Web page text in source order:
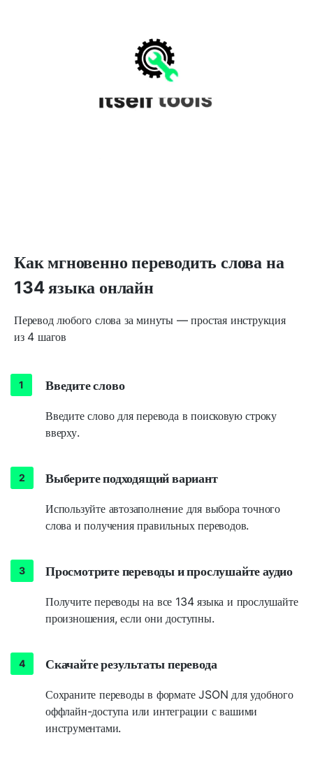
Как мгновенно переводить слова на
134 языка онлайн
Перевод любого слова за минуты — простая инструкция
из 4 шагов
Введите слово
Введите слово для перевода в поисковую строку
вверху.
Выберите подходящий вариант
Используйте автозаполнение для выбора точного
слова и получения правильных переводов.
Просмотрите переводы и прослушайте аудио
Получите переводы на все 134 языка и прослушайте
произношения, если они доступны.
Скачайте результаты перевода
Сохраните переводы в формате JSON для удобного
оффлайн-доступа или интеграции с вашими
инструментами.